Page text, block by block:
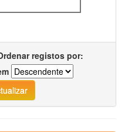
registos por: